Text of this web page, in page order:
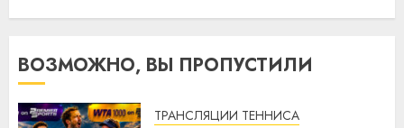
ВОЗМОЖНО, ВЫ ПРОПУСТИЛИ
ТРАНСЛЯЦИИ ТЕННИСА